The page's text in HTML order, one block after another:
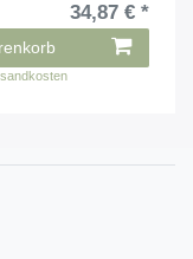
34,87 € *